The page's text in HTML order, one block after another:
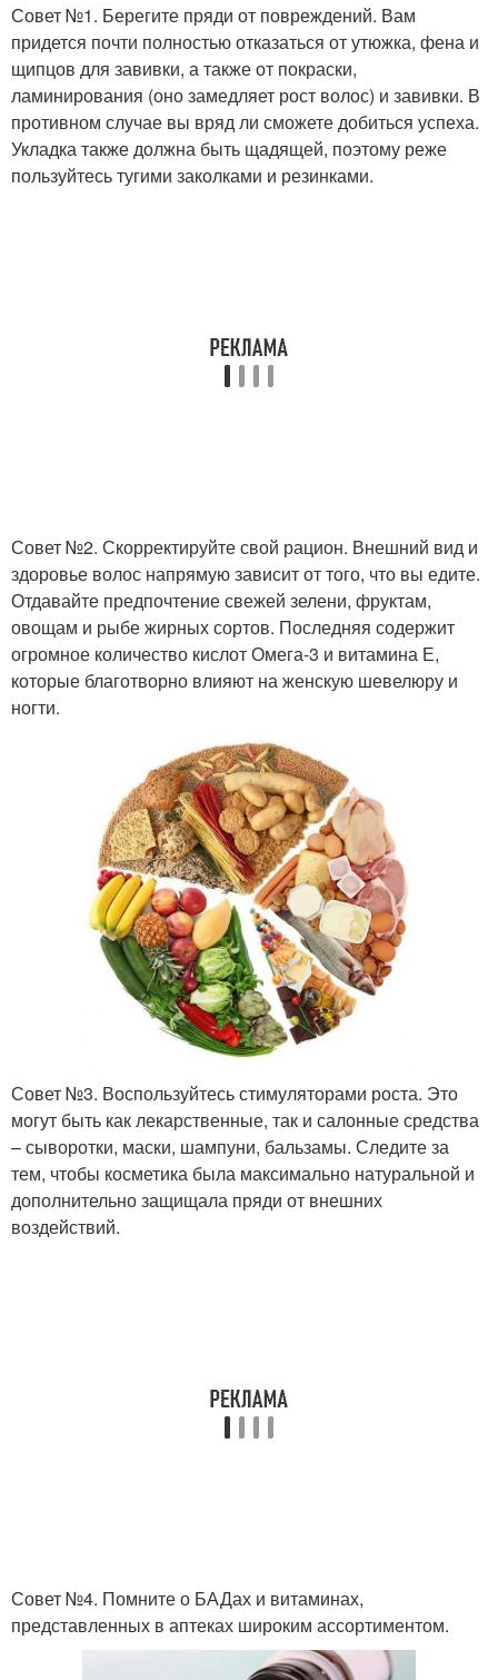
Совет №1. Берегите пряди от повреждений. Вам
придется почти полностью отказаться от утюжка, фена и
щипцов для завивки, а также от покраски,
ламинирования (оно замедляет рост волос) и завивки. В
противном случае вы вряд ли сможете добиться успеха.
Укладка также должна быть щадящей, поэтому реже
пользуйтесь тугими заколками и резинками.
Совет №2. Скорректируйте свой рацион. Внешний вид и
здоровье волос напрямую зависит от того, что вы едите.
Отдавайте предпочтение свежей зелени, фруктам,
овощам и рыбе жирных сортов. Последняя содержит
огромное количество кислот Омега-3 и витамина Е,
которые благотворно влияют на женскую шевелюру и
ногти.
Совет №3. Воспользуйтесь стимуляторами роста. Это
могут быть как лекарственные, так и салонные средства
– сыворотки, маски, шампуни, бальзамы. Следите за
тем, чтобы косметика была максимально натуральной и
дополнительно защищала пряди от внешних
воздействий.
Совет №4. Помните о БАДах и витаминах,
представленных в аптеках широким ассортиментом.